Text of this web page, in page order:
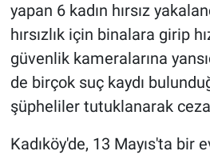
yapan 6 kadın hırsız
hırsızlık için binalara girip
güvenlik kameralarına
de birçok suç kaydı
şüpheliler tutuklanarak
Kadıköy'de, 13 Mayıs'ta bir